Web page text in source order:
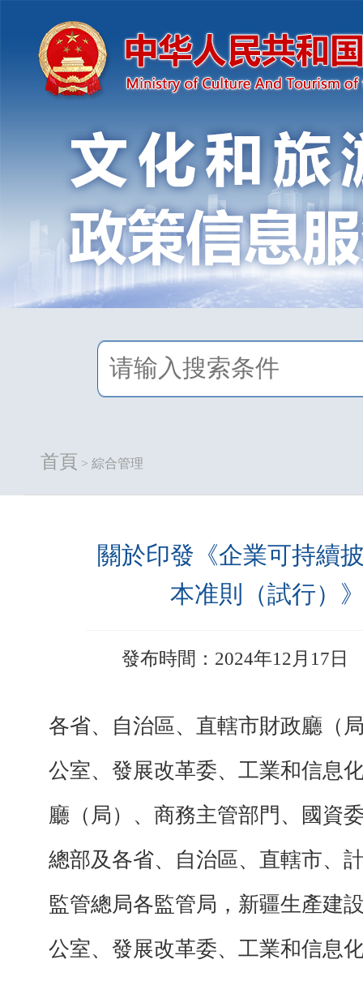
首頁 > 綜合管理
關於印發《企業可持
本准則（試行）
發布時間：2024年12月17日
各省、自治區、直轄市財政廳（
公室、發展改革委、工業和信息
廳（局）、商務主管部門、國資
總部及各省、自治區、直轄市、
監管總局各監管局，新疆生產建
公室、發展改革委、工業和信息